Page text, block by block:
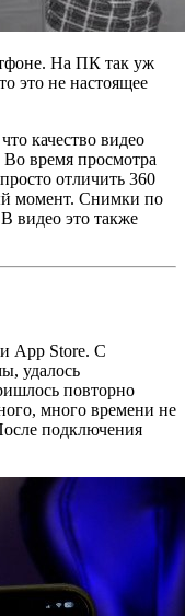
На ПК так уж
это не настоящее
качество видео
время просмотра
отличить 360
момент. Снимки по
видео это также
App Store. С
удалось
повторно
много времени не
подключения